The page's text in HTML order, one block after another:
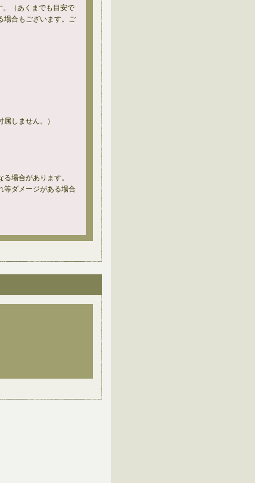
。（あくまでも目安で
場合もございます。ご
しません。）
場合があります。
等ダメージがある場合